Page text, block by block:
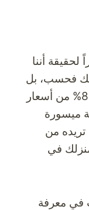
لحقيقة أننا
فحسب، بل
سنساعدك أيضاً في توفير حوالي 80% من أسعار
ميسورة
من
في
في معرفة